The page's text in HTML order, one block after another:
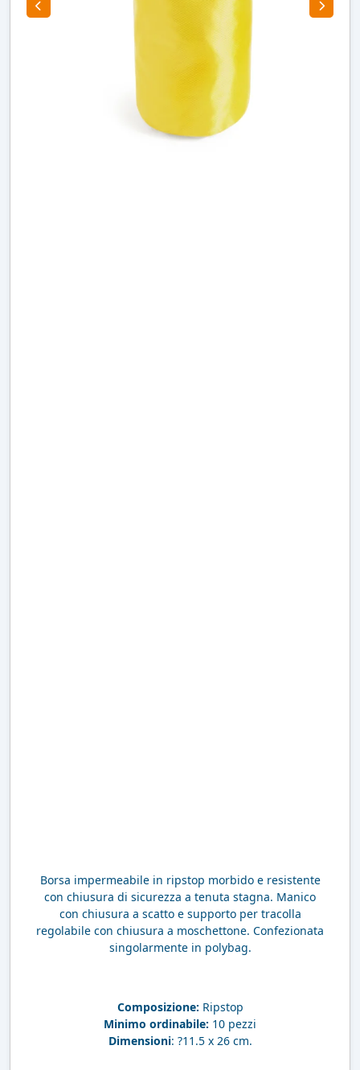
Borsa impermeabile in ripstop morbido e resistente
con chiusura di sicurezza a tenuta stagna. Manico
con chiusura a scatto e supporto per tracolla
regolabile con chiusura a moschettone. Confezionata
singolarmente in polybag.
Composizione: Ripstop
Minimo ordinabile: 10 pezzi
Dimensioni: ?11.5 x 26 cm.